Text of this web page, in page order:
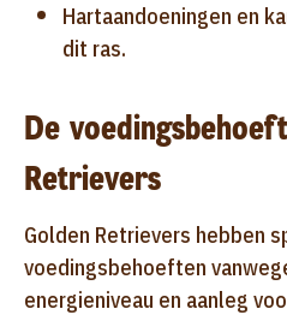
Hartaandoeningen en
dit ras.
De
Retrievers
Golden Retrievers hebben
voedingsbehoeften
energieniveau en aanleg